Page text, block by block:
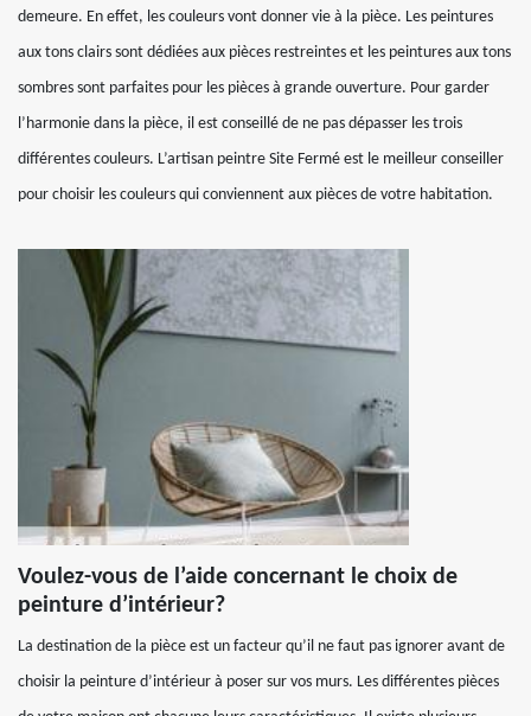
demeure. En effet, les couleurs vont donner vie à la pièce. Les peintures
aux tons clairs sont dédiées aux pièces restreintes et les peintures aux tons
sombres sont parfaites pour les pièces à grande ouverture. Pour garder
l’harmonie dans la pièce, il est conseillé de ne pas dépasser les trois
différentes couleurs. L’artisan peintre Site Fermé est le meilleur conseiller
pour choisir les couleurs qui conviennent aux pièces de votre habitation.
Voulez-vous de l’aide concernant le choix de
peinture d’intérieur?
La destination de la pièce est un facteur qu’il ne faut pas ignorer avant de
choisir la peinture d’intérieur à poser sur vos murs. Les différentes pièces